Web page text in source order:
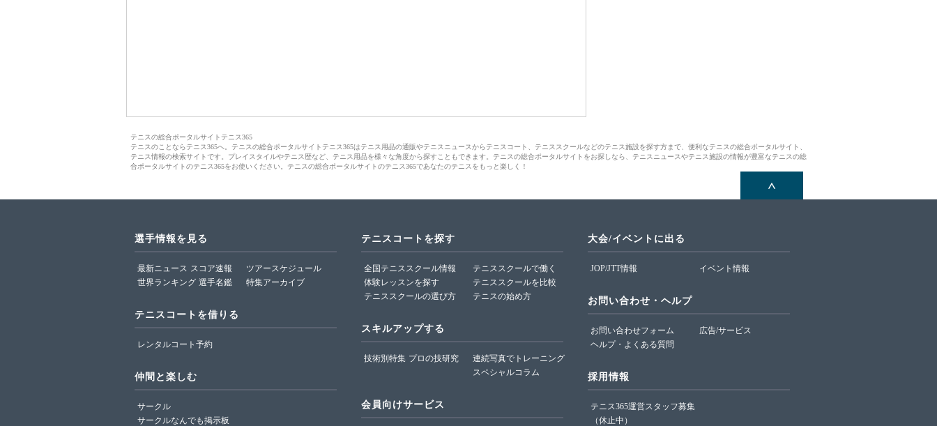
テニスの総合ポータルサイトテニス365
テニスのことならテニス365へ。テニスの総合ポータルサイトテニス365はテニス用品の通販やテニスニュースからテニスコート、テニススクールなどのテニス施設を探す方まで、便利なテニスの総合ポータルサイト、
テニス情報の検索サイトです。プレイスタイルやテニス歴など、テニス用品を様々な角度から探すこともできます。テニスの総合ポータルサイトをお探しなら、テニスニュースやテニス施設の情報が豊富なテニスの総
合ポータルサイトのテニス365をお使いください。テニスの総合ポータルサイトのテニス365であなたのテニスをもっと楽しく！
選手情報を見る
最新ニュース スコア速報
世界ランキング 選手名鑑
ツアースケジュール
特集アーカイブ
テニスコートを借りる
レンタルコート予約
仲間と楽しむ
サークル
サークルなんでも掲示板
テニスコートを探す
全国テニススクール情報
体験レッスンを探す
テニススクールの選び方
テニススクールで働く
テニススクールを比較
テニスの始め方
スキルアップする
技術別特集 プロの技研究
連続写真でトレーニング
スペシャルコラム
会員向けサービス
大会/イベントに出る
JOP/JTT情報 イベント情報
お問い合わせ・ヘルプ
お問い合わせフォーム
ヘルプ・よくある質問
広告/サービス
採用情報
テニス365運営スタッフ募集
（休止中）